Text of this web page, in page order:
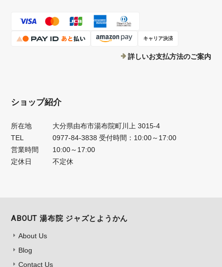
キャリア決済
詳しいお支払方法のご案内
ショップ紹介
所在地
大分県由布市湯布院町川上 3015-4
TEL
0977-84-3838 受付時間：10:00～17:00
営業時間
10:00～17:00
定休日
不定休
ABOUT 湯布院 ジャズとようかん
About Us
Blog
Contact Us